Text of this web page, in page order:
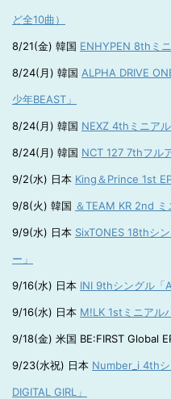
ど全10曲）
8/21(金) 韓国 ENHYPEN 8thミ
8/24(月) 韓国 ALPHA DRIVE
少年BEAST」
8/24(月) 韓国 NEXZ 4thミニアル
8/24(月) 韓国 NCT 127 7thフル
9/2(水) 日本 King＆Prince 1st
9/8(火) 韓国 ＆TEAM KR 2nd
9/9(水) 日本 SixTONES 18thシ
ー」
9/16(水) 日本 INI 9thシングル「
9/16(水) 日本 M!LK 1stミニアル
9/18(金) 米国 BE:FIRST Global
9/23(水祝) 日本 Number_i 4thシ
DIGITAL GIRL」